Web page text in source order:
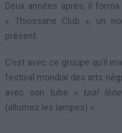
Deux années après, il
« Thiossane Club », un
présent.
C’est avec ce groupe qu’il
festival mondial des arts
avec son tube « taal
(allumez les lampes) ».